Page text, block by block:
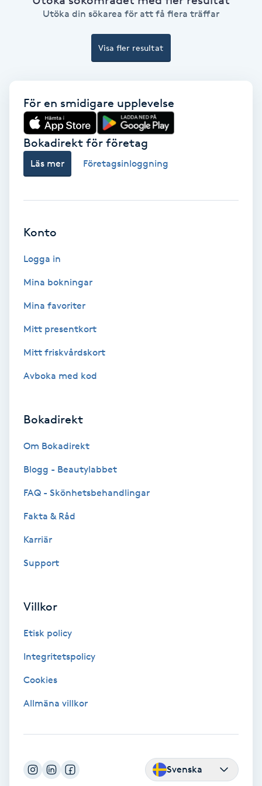
Ansiktsbehandling djuprengörande
Bambumassage
Barber
Blowout
Bottenfärg
Brynfärgning
Bröllopsuppsättning
Celluliter
Coachning
Cryoterapi
Damklippning
Diamantslipning
Utöka din sökarea för att få flera träffar
Visa fler resultat
För en smidigare upplevelse
Bokadirekt för företag
Läs mer Företagsinloggning
Konto
Logga in
Mina bokningar
Mina favoriter
Mitt presentkort
Mitt friskvårdskort
Avboka med kod
Bokadirekt
Om Bokadirekt
Blogg - Beautylabbet
FAQ - Skönhetsbehandlingar
Fakta & Råd
Karriär
Support
Villkor
Etisk policy
Integritetspolicy
Cookies
Allmäna villkor
Svenska